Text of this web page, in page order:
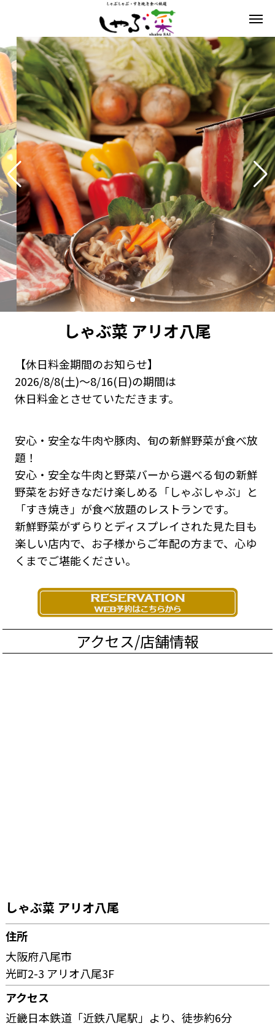
しゃぶ菜 アリオ八尾
【休日料金期間のお知らせ】
2026/8/8(土)～8/16(日)の期間は
休日料金とさせていただきます。
安心・安全な牛肉や豚肉、旬の新鮮野菜が食べ放
題！
安心・安全な牛肉と野菜バーから選べる旬の新鮮
野菜をお好きなだけ楽しめる「しゃぶしゃぶ」と
「すき焼き」が食べ放題のレストランです。
新鮮野菜がずらりとディスプレイされた見た目も
楽しい店内で、お子様からご年配の方まで、心ゆ
くまでご堪能ください。
アクセス/店舗情報
しゃぶ菜 アリオ八尾
住所
大阪府八尾市
光町2-3 アリオ八尾3F
アクセス
近畿日本鉄道「近鉄八尾駅」より、徒歩約6分